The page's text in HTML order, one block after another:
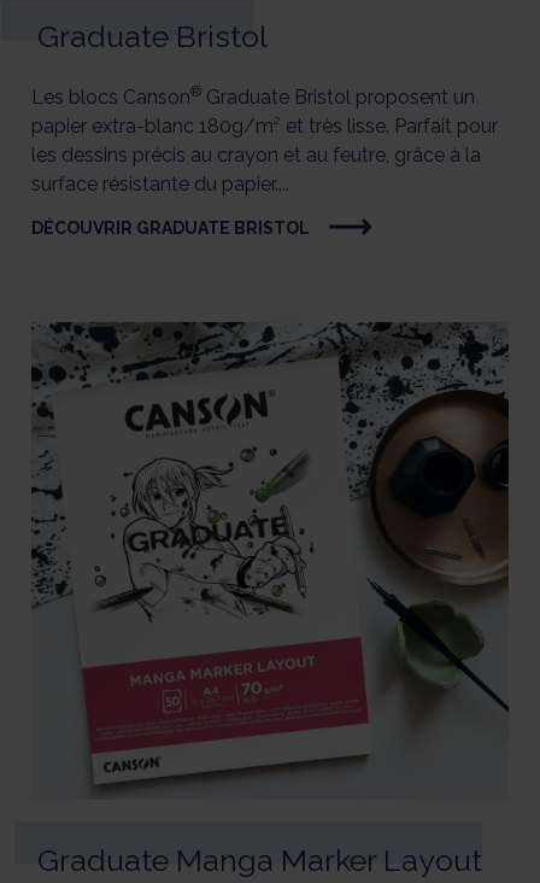
Graduate Bristol
Les blocs Canson® Graduate Bristol proposent un
papier extra-blanc 180g/m² et très lisse. Parfait pour
les dessins précis au crayon et au feutre, grâce à la
surface résistante du papier....
DÉCOUVRIR GRADUATE BRISTOL
Graduate Manga Marker Layout